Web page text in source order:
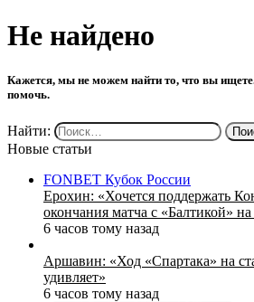
Не найдено
Кажется, мы не можем найти то, что вы
помочь.
Найти:
Новые статьи
FONBET Кубок России
Ерохин: «Хочется поддержать
окончания матча с «Балтикой» на
6 часов тому назад
Аршавин: «Ход «Спартака» на
удивляет»
6 часов тому назад